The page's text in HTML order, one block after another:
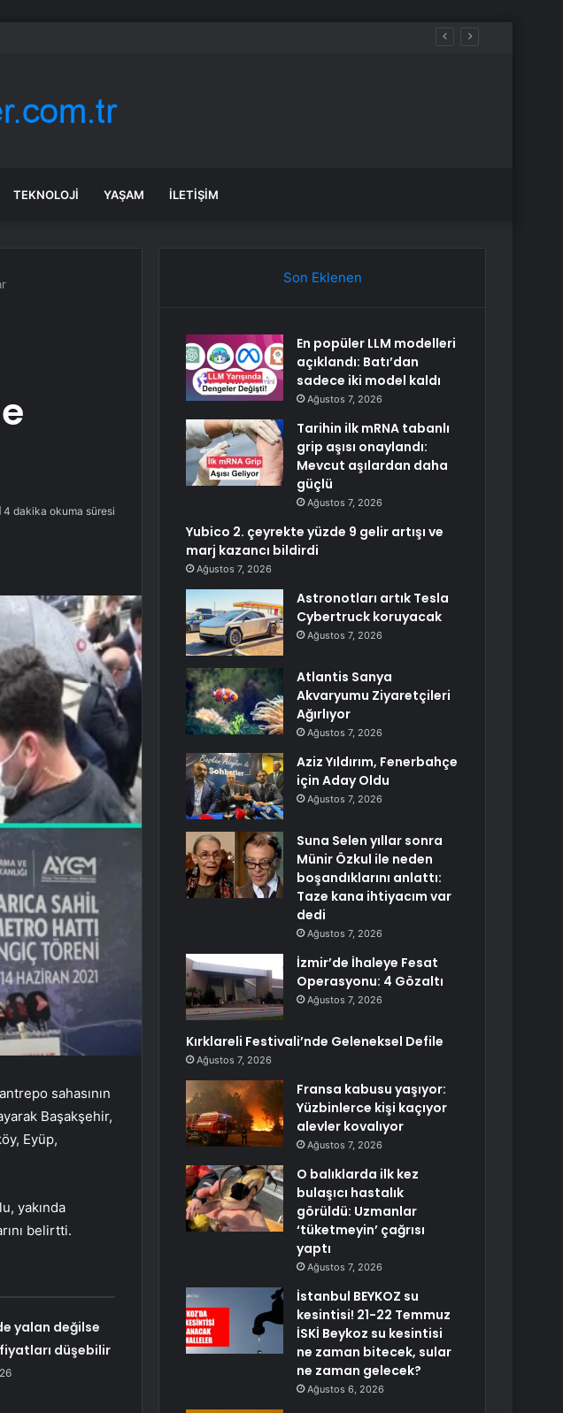
daha güçlü
TEKNOLOJI YAŞAM İLETIŞIM
4 dakika okuma süresi
sahasının
Başakşehir,
Eyüp,
yakında
belirtti.
yalan değilse
düşebilir
Son Eklenen
En popüler LLM modelleri
açıklandı: Batı’dan
sadece iki model kaldı
Ağustos 7, 2026
Tarihin ilk mRNA tabanlı
grip aşısı onaylandı:
Mevcut aşılardan daha
güçlü
Ağustos 7, 2026
Yubico 2. çeyrekte yüzde 9 gelir artışı ve
marj kazancı bildirdi
Ağustos 7, 2026
Astronotları artık Tesla
Cybertruck koruyacak
Ağustos 7, 2026
Atlantis Sanya
Akvaryumu Ziyaretçileri
Ağırlıyor
Ağustos 7, 2026
Aziz Yıldırım, Fenerbahçe
için Aday Oldu
Ağustos 7, 2026
Suna Selen yıllar sonra
Münir Özkul ile neden
boşandıklarını anlattı:
Taze kana ihtiyacım var
dedi
Ağustos 7, 2026
İzmir’de İhaleye Fesat
Operasyonu: 4 Gözaltı
Ağustos 7, 2026
Kırklareli Festivali’nde Geleneksel Defile
Ağustos 7, 2026
Fransa kabusu yaşıyor:
Yüzbinlerce kişi kaçıyor
alevler kovalıyor
Ağustos 7, 2026
O balıklarda ilk kez
bulaşıcı hastalık
görüldü: Uzmanlar
‘tüketmeyin’ çağrısı
yaptı
Ağustos 7, 2026
İstanbul BEYKOZ su
kesintisi! 21-22 Temmuz
İSKİ Beykoz su kesintisi
ne zaman bitecek, sular
ne zaman gelecek?
Ağustos 6, 2026